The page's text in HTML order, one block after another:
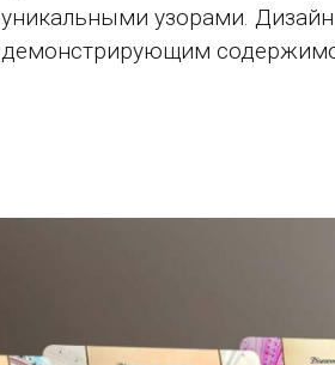
уникальными узорами.
демонстрирующим